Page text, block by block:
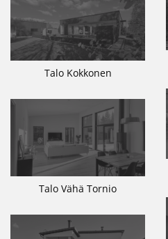
Talo Kokkonen
Talo Vähä Tornio